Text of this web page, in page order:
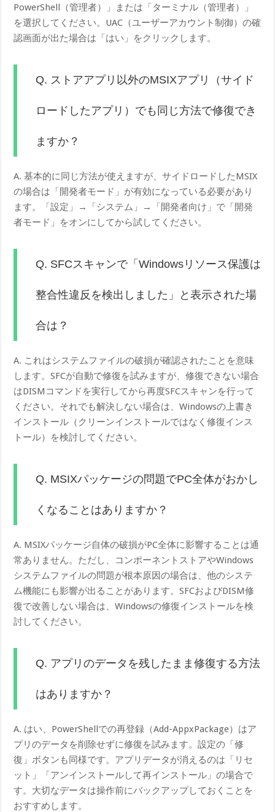
PowerShell（管理者）」または「ターミナル（管理者）」
を選択してください。UAC（ユーザーアカウント制御）の確
認画面が出た場合は「はい」をクリックします。
Q. ストアアプリ以外のMSIXアプリ（サイド
ロードしたアプリ）でも同じ方法で修復でき
ますか？
A. 基本的に同じ方法が使えますが、サイドロードしたMSIX
の場合は「開発者モード」が有効になっている必要があり
ます。「設定」→「システム」→「開発者向け」で「開発
者モード」をオンにしてから試してください。
Q. SFCスキャンで「Windowsリソース保護は
整合性違反を検出しました」と表示された場
合は？
A. これはシステムファイルの破損が確認されたことを意味
します。SFCが自動で修復を試みますが、修復できない場合
はDISMコマンドを実行してから再度SFCスキャンを行って
ください。それでも解決しない場合は、Windowsの上書き
インストール（クリーンインストールではなく修復インス
トール）を検討してください。
Q. MSIXパッケージの問題でPC全体がおかし
くなることはありますか？
A. MSIXパッケージ自体の破損がPC全体に影響することは通
常ありません。ただし、コンポーネントストアやWindows
システムファイルの問題が根本原因の場合は、他のシステ
ム機能にも影響が出ることがあります。SFCおよびDISM修
復で改善しない場合は、Windowsの修復インストールを検
討してください。
Q. アプリのデータを残したまま修復する方法
はありますか？
A. はい、PowerShellでの再登録（Add-AppxPackage）はア
プリのデータを削除せずに修復を試みます。設定の「修
復」ボタンも同様です。アプリデータが消えるのは「リセ
ット」「アンインストールして再インストール」の場合で
す。大切なデータは操作前にバックアップしておくことを
おすすめします。